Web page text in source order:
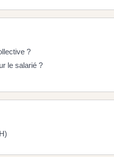
?
le salarié ?